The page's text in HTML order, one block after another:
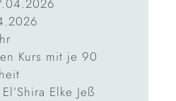
Kurs mit je 90
Elke Jeß